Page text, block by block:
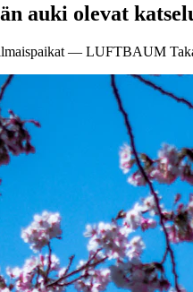
auki olevat
— LUFTBAUM